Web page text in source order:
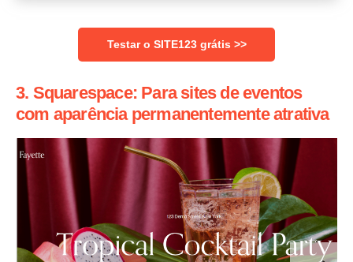
Testar o SITE123 grátis >>
3. Squarespace: Para sites de eventos
com aparência permanentemente atrativa